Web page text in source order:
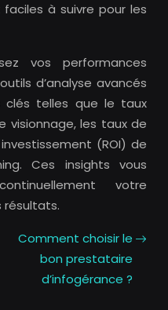
à suivre pour les
vos performances
d’analyse avancés
clés telles que le taux
visionnage, les taux de
(ROI) de
Ces insights vous
votre
résultats.
Comment choisir le
bon prestataire
d’infogérance ?